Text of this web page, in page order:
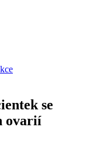
se
ovarií